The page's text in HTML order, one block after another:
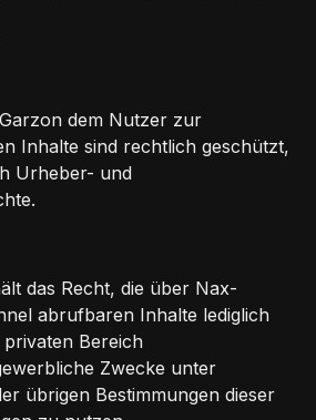
dem Nutzer zur
Inhalte sind rechtlich geschützt,
Urheber- und
das Recht, die über Nax-
abrufbaren Inhalte lediglich
Bereich
Zwecke unter
übrigen Bestimmungen dieser